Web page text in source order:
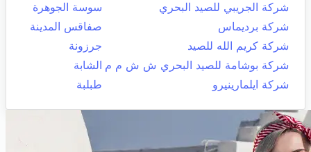
شركة الجريبي للصيد البحري
سوسة الجوهرة
شركة برديماس
صفاقس المدينة
شركة كريم الله للصيد
جرزونة
شركة بوشامة للصيد البحري ش ش م م الشابة
شركة ايلمارينيرو
طبلبة